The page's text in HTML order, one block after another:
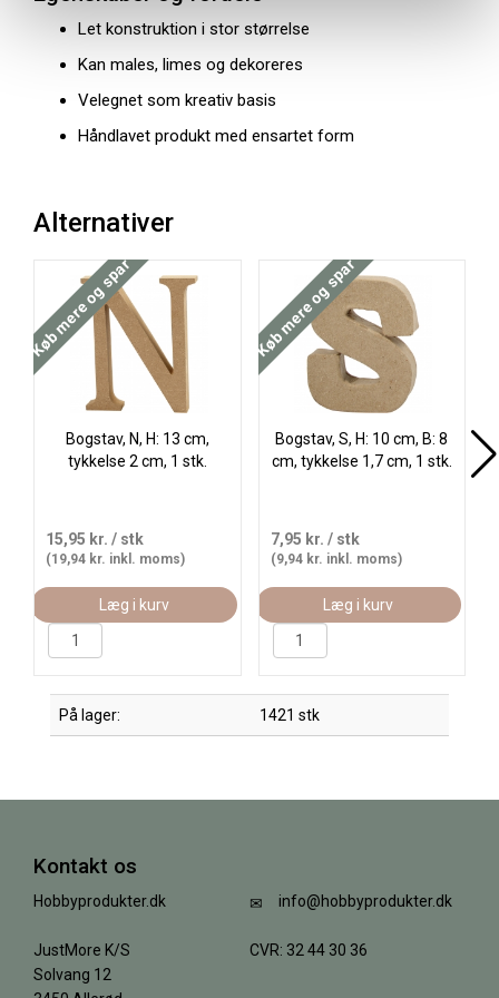
Let konstruktion i stor størrelse
Kan males, limes og dekoreres
Velegnet som kreativ basis
Håndlavet produkt med ensartet form
Alternativer
Køb mere og spar
Bogstav, N, H: 13 cm,
tykkelse 2 cm, 1 stk.
15,95 kr. / stk
(19,94 kr. inkl. moms)
Læg i kurv
Køb mere og spar
Bogstav, S, H: 10 cm, B: 8
cm, tykkelse 1,7 cm, 1 stk.
7,95 kr. / stk
(9,94 kr. inkl. moms)
Læg i kurv
På lager: 1421 stk
Kontakt os
Hobbyprodukter.dk
JustMore K/S
Solvang 12
info@hobbyprodukter.dk
CVR: 32 44 30 36